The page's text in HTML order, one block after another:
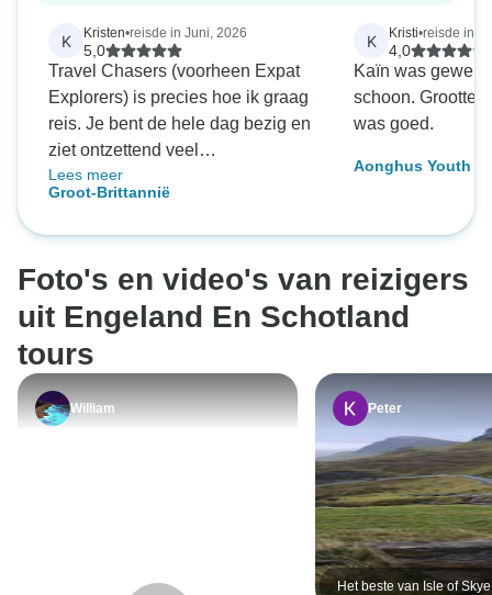
K Kristen•reisde in Juni, 2026
5,0
Travel Chasers (voorheen Expat
Explorers) is precies hoe ik graag
reis. Je bent de hele dag bezig en
ziet ontzettend veel
bezienswaardigheden. Mike, onze
reisleider, was zo deskundig,
Lees meer
Groot-Brittannië
K Kristi•reisde in
4,0
Kaïn was
schoon. Grootte
was goed.
Aonghus Youth
Foto's en video's van reizigers
uit Engeland En Schotland
tours
William Peter
Het beste van Isle of